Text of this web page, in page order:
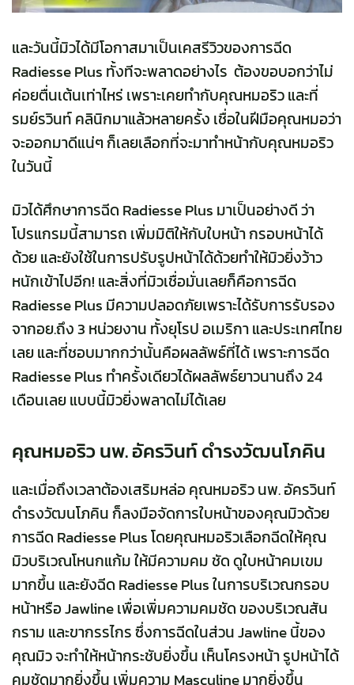
และวันนี้มิวได้มีโอกาสมาเป็นเคสรีวิวของการฉีด
Radiesse Plus ทั้งทีจะพลาดอย่างไร ต้องขอบอกว่าไม่
ค่อยตื่นเต้นเท่าไหร่ เพราะเคยทำกับคุณหมอริว และที่
รมย์รวินท์ คลินิกมาแล้วหลายครั้ง เชื่อในฝีมือคุณหมอว่า
จะออกมาดีแน่ๆ ก็เลยเลือกที่จะมาทำหน้ากับคุณหมอริว
ในวันนี้
มิวได้ศึกษาการฉีด Radiesse Plus มาเป็นอย่างดี ว่า
โปรแกรมนี้สามารถ เพิ่มมิติให้กับใบหน้า กรอบหน้าได้
ด้วย และยังใช้ในการปรับรูปหน้าได้ด้วยทำให้มิวยิ่งว้าว
หนักเข้าไปอีก! และสิ่งที่มิวเชื่อมั่นเลยก็คือการฉีด
Radiesse Plus มีความปลอดภัยเพราะได้รับการรับรอง
จากอย.ถึง 3 หน่วยงาน ทั้งยุโรป อเมริกา และประเทศไทย
เลย และที่ชอบมากกว่านั้นคือผลลัพธ์ที่ได้ เพราะการฉีด
Radiesse Plus ทำครั้งเดียวได้ผลลัพธ์ยาวนานถึง 24
เดือนเลย แบบนี้มิวยิ่งพลาดไม่ได้เลย
คุณหมอริว นพ. อัครวินท์ ดำรงวัฒนโภคิน
และเมื่อถึงเวลาต้องเสริมหล่อ คุณหมอริว นพ. อัครวินท์
ดำรงวัฒนโภคิน ก็ลงมือจัดการใบหน้าของคุณมิวด้วย
การฉีด Radiesse Plus โดยคุณหมอริวเลือกฉีดให้คุณ
มิวบริเวณโหนกแก้ม ให้มีความคม ชัด ดูใบหน้าคมเขม
มากขึ้น และยังฉีด Radiesse Plus ในการบริเวณกรอบ
หน้าหรือ Jawline เพื่อเพิ่มความคมชัด ของบริเวณสัน
กราม และขากรรไกร ซึ่งการฉีดในส่วน Jawline นี้ของ
คุณมิว จะทำให้หน้ากระชับยิ่งขึ้น เห็นโครงหน้า รูปหน้าได้
คมชัดมากยิ่งขึ้น เพิ่มความ Masculine มากยิ่งขึ้น